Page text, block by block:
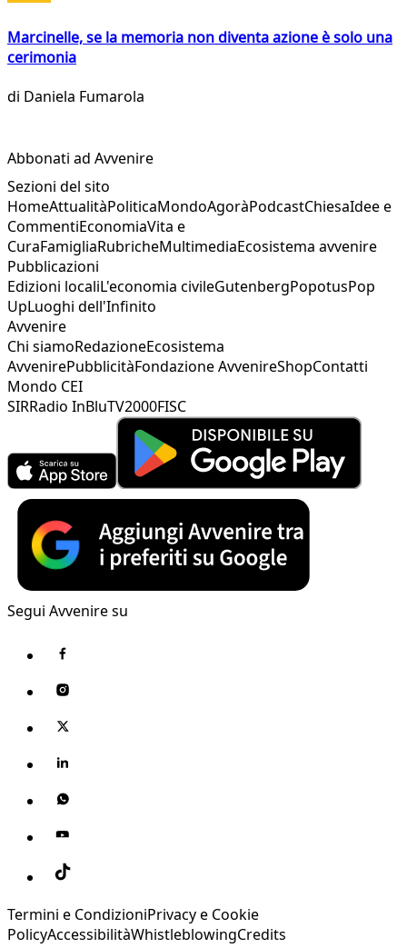
Marcinelle, se la memoria non diventa azione è solo una
cerimonia
di Daniela Fumarola
Abbonati ad Avvenire
Sezioni del sito
HomeAttualitàPoliticaMondoAgoràPodcastChiesaIdee e
CommentiEconomiaVita e
CuraFamigliaRubricheMultimediaEcosistema avvenire
Pubblicazioni
Edizioni localiL'economia civileGutenbergPopotusPop
UpLuoghi dell'Infinito
Avvenire
Chi siamoRedazioneEcosistema
AvvenirePubblicitàFondazione AvvenireShopContatti
Mondo CEI
SIRRadio InBluTV2000FISC
Segui Avvenire su
Termini e CondizioniPrivacy e Cookie
PolicyAccessibilitàWhistleblowingCredits